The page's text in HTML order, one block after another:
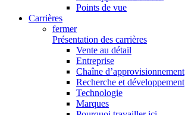
Points de vue
Carrières
fermer
Présentation des carrières
Vente au détail
Entreprise
Chaîne d’approvisionnement
Recherche et développement
Technologie
Marques